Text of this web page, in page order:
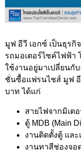
มูฟ อีวี เอกซ์ เป็นธุรกิ
รถมอเตอร์ไซค์ไฟฟ้า
ใช้งานอยู่มาเปลี่ยนกั
ชั่นซื้อแฟรนไชส์ มูฟ อี
บาท ได้แก่
สายไฟจากมิเต
ตู้ MDB (Main
งานติดตั้งตู้ และ
งานทาสีช่องจอ